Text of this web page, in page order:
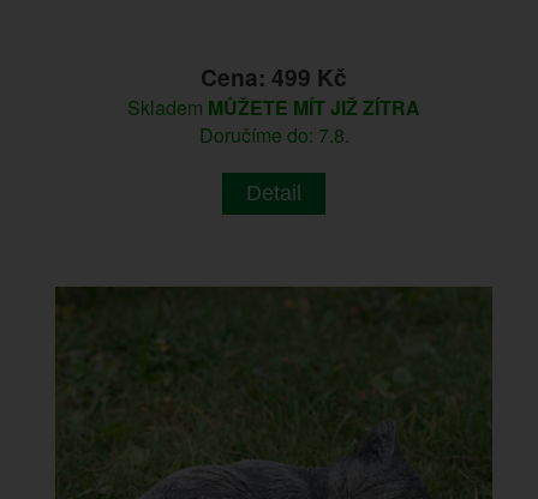
Cena: 499 Kč
Skladem MŮŽETE MÍT JIŽ ZÍTRA
Doručíme do: 7.8.
Detail